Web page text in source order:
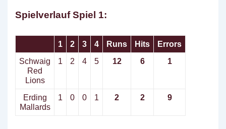
Spielverlauf Spiel 1:
1 2 3 4 Runs Hits
Errors
Schwaig
Red
Lions
1 2 4 5 12 6 1
Erding
Mallards
1 0 0 1 2 2 9